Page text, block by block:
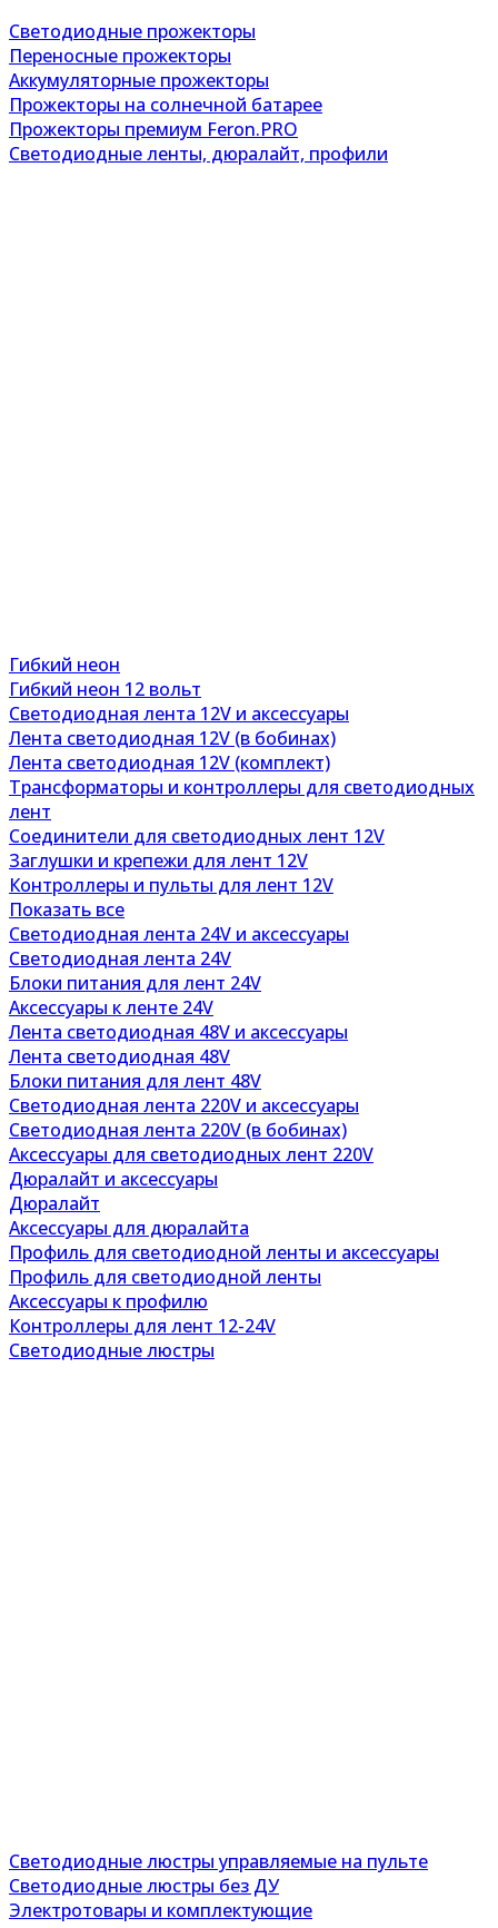
Светодиодные прожекторы
Переносные прожекторы
Аккумуляторные прожекторы
Прожекторы на солнечной батарее
Прожекторы премиум Feron.PRO
Светодиодные ленты, дюралайт, профили
Гибкий неон
Гибкий неон 12 вольт
Светодиодная лента 12V и аксессуары
Лента светодиодная 12V (в бобинах)
Лента светодиодная 12V (комплект)
Трансформаторы и контроллеры для светодиодных
лент
Соединители для светодиодных лент 12V
Заглушки и крепежи для лент 12V
Контроллеры и пульты для лент 12V
Показать все
Светодиодная лента 24V и аксессуары
Светодиодная лента 24V
Блоки питания для лент 24V
Аксессуары к ленте 24V
Лента светодиодная 48V и аксессуары
Лента светодиодная 48V
Блоки питания для лент 48V
Светодиодная лента 220V и аксессуары
Светодиодная лента 220V (в бобинах)
Аксессуары для светодиодных лент 220V
Дюралайт и аксессуары
Дюралайт
Аксессуары для дюралайта
Профиль для светодиодной ленты и аксессуары
Профиль для светодиодной ленты
Аксессуары к профилю
Контроллеры для лент 12-24V
Светодиодные люстры
Светодиодные люстры управляемые на пульте
Светодиодные люстры без ДУ
Электротовары и комплектующие